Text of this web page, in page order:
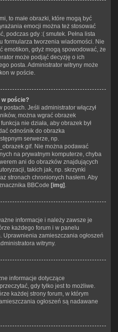
to małe obrazki, które mogą być
emocji można też stosować
podczas gdy :( smutek. Pełna lista
formularza tworzenia wiadomości. Nie
emotikon, gdyż mogą spowodować, że
może podjąć decyzję o ich
posta. Administrator witryny może
w poście.
w poście?
Jeśli administrator włączył
można wgrać obrazek
nie działa, aby obrazek był
odnośnik do obrazka
serwerze, np.
Nie można podawać
na prywatnym komputerze, chyba
ani do obrazków znajdujących
takich jak, np. skrzynki
stronach chronionych hasłem. Aby
BBCode [img].
informacje i należy zawsze je
każdego forum i w panelu
zamieszczania ogłoszeń
witryny.
informacje dotyczące
gdy tylko jest to możliwe.
każdej strony forum, w którym
ogłoszeń są nadawane